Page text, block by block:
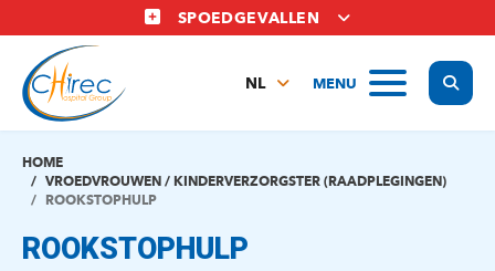
en
naar
inhoud
gaan
SPOEDGEVALLEN
MENU
NL
HOME
VROEDVROUWEN / KINDERVERZORGSTER (RAADPLEGINGEN)
ROOKSTOPHULP
ROOKSTOPHULP